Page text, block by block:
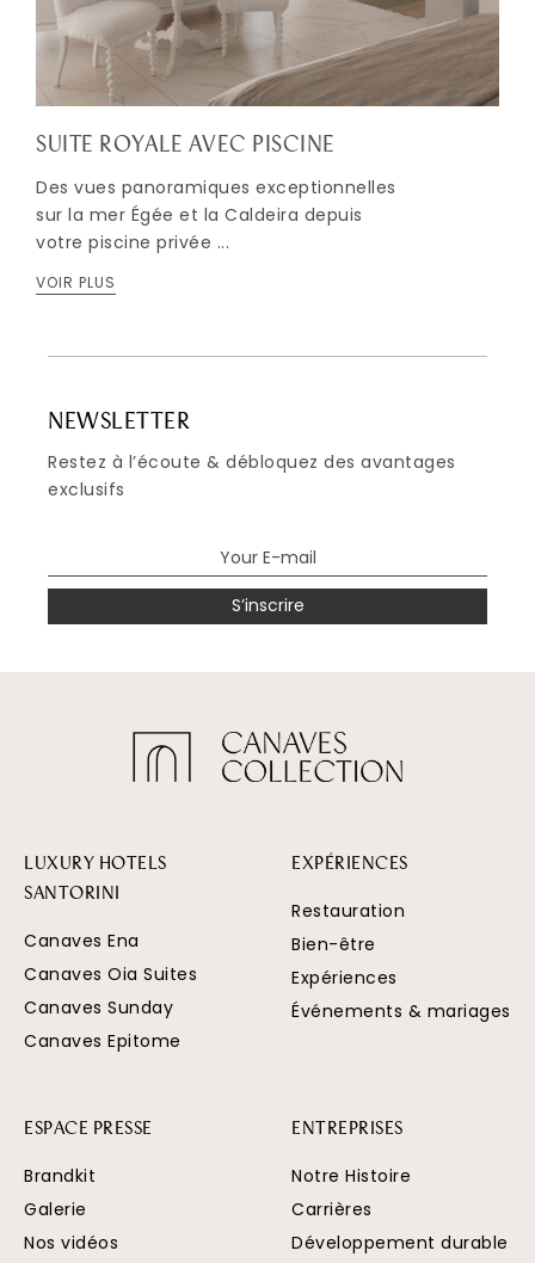
SUITE ROYALE AVEC PISCINE
Des vues panoramiques exceptionnelles
sur la mer Égée et la Caldeira depuis
votre piscine privée ...
VOIR PLUS
NEWSLETTER
Restez à l’écoute & débloquez des avantages
exclusifs
S’inscrire
LUXURY HOTELS
SANTORINI
Canaves Ena
Canaves Oia Suites
Canaves Sunday
Canaves Epitome
EXPÉRIENCES
Restauration
Bien-être
Expériences
Événements & mariages
ESPACE PRESSE
Brandkit
Galerie
Nos vidéos
ENTREPRISES
Notre Histoire
Carrières
Développement durable